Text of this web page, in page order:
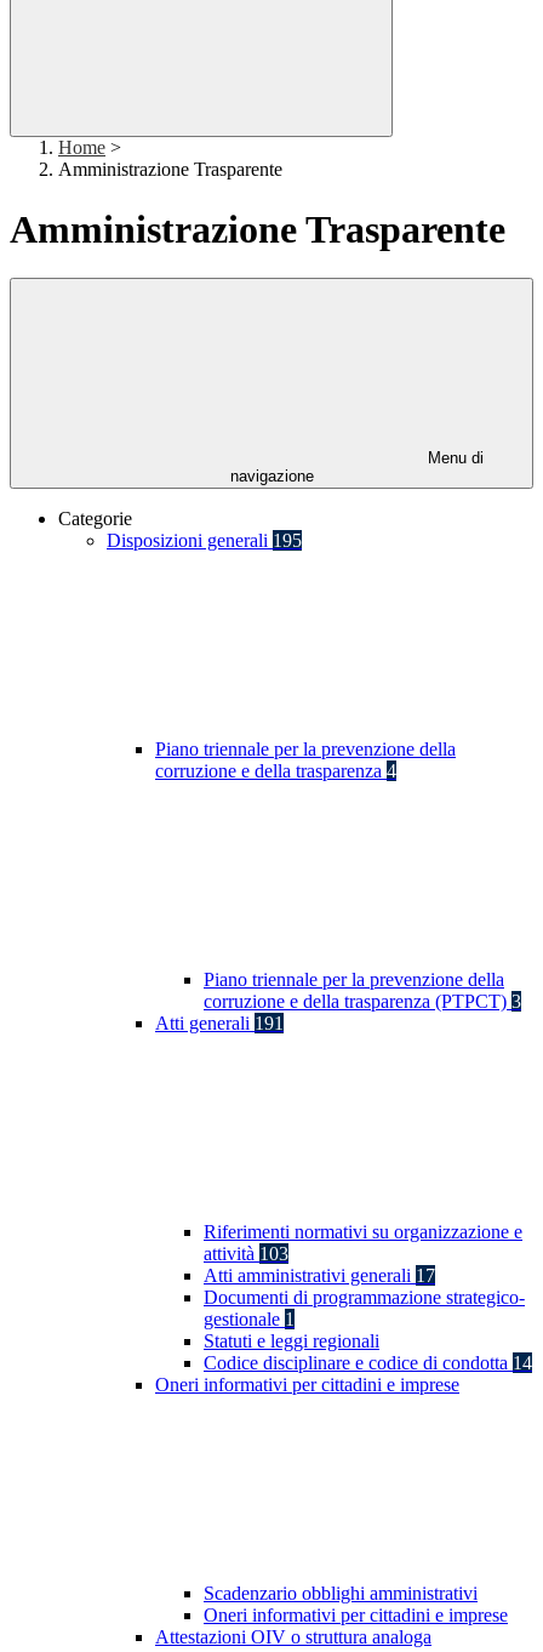
Home >
Amministrazione Trasparente
Amministrazione Trasparente
Menu di
navigazione
Categorie
Disposizioni generali 195
Piano triennale per la prevenzione della
corruzione e della trasparenza 4
Piano triennale per la prevenzione della
corruzione e della trasparenza (PTPCT) 3
Atti generali 191
Riferimenti normativi su organizzazione e
attività 103
Atti amministrativi generali 17
Documenti di programmazione strategico-
gestionale 1
Statuti e leggi regionali
Codice disciplinare e codice di condotta 14
Oneri informativi per cittadini e imprese
Scadenzario obblighi amministrativi
Oneri informativi per cittadini e imprese
Attestazioni OIV o struttura analoga